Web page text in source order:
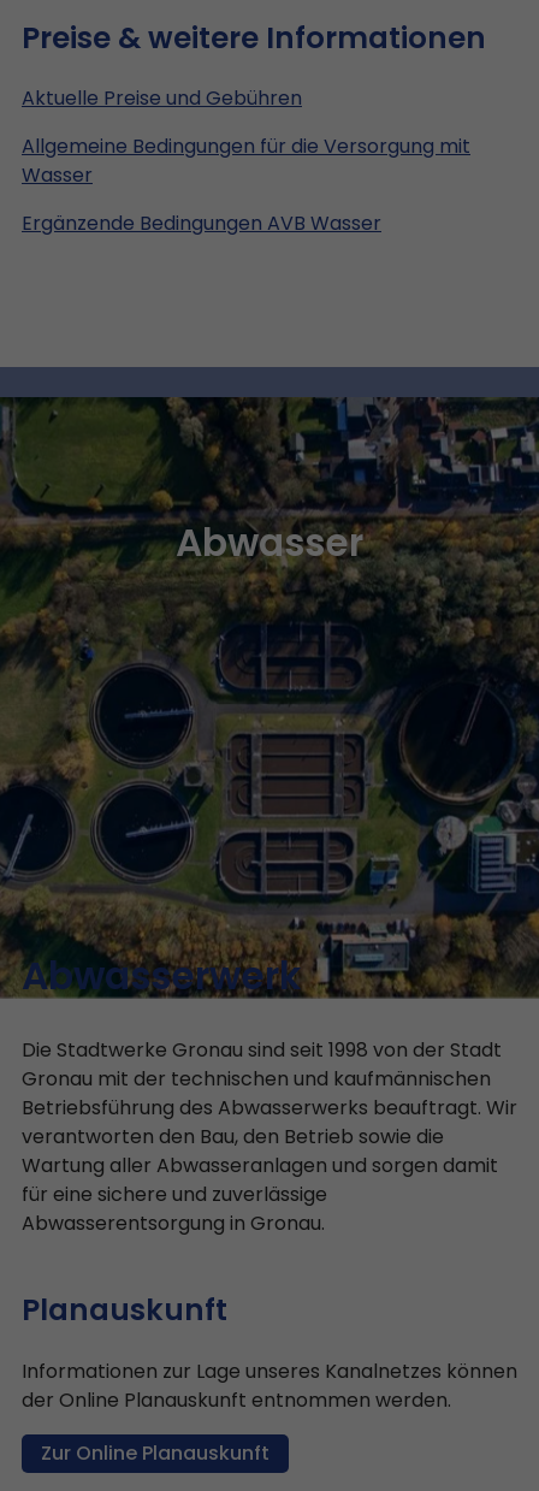
Preise & weitere Informationen
Aktuelle Preise und Gebühren
Allgemeine Bedingungen für die Versorgung mit
Wasser
Ergänzende Bedingungen AVB Wasser
Abwasser
Abwasserwerk
Die Stadtwerke Gronau sind seit 1998 von der Stadt
Gronau mit der technischen und kaufmännischen
Betriebsführung des Abwasserwerks beauftragt. Wir
verantworten den Bau, den Betrieb sowie die
Wartung aller Abwasseranlagen und sorgen damit
für eine sichere und zuverlässige
Abwasserentsorgung in Gronau.
Planauskunft
Informationen zur Lage unseres Kanalnetzes können
der Online Planauskunft entnommen werden.
Zur Online Planauskunft